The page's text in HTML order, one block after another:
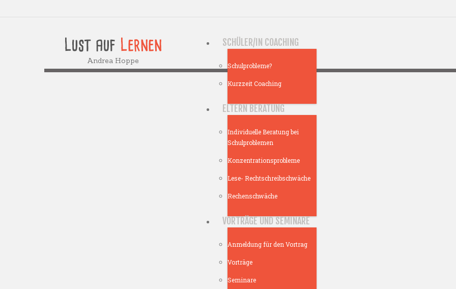
Andrea Hoppe
SCHÜLER/IN COACHING
Schulprobleme?
Kurzzeit Coaching
ELTERN BERATUNG
Individuelle Beratung bei
Schulproblemen
Konzentrationsprobleme
Lese- Rechtschreibschwäche
Rechenschwäche
VORTRÄGE UND SEMINARE
Anmeldung für den Vortrag
Vorträge
Seminare